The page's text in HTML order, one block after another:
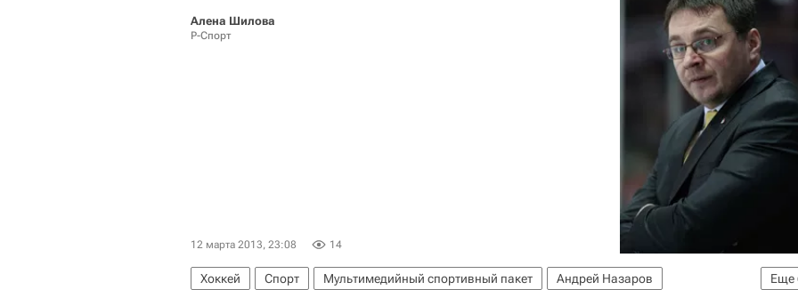
Алена Шилова
Р-Спорт
12 марта 2013, 23:08 14
Еще
Хоккей Спорт Мультимедийный спортивный пакет Андрей Назаров